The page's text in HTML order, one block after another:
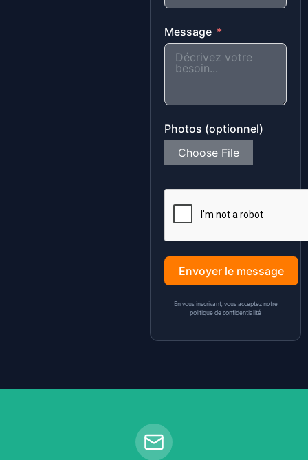
Message
Photos (optionnel)
Choose File
Envoyer le message
En vous inscrivant, vous acceptez notre
politique de confidentialité